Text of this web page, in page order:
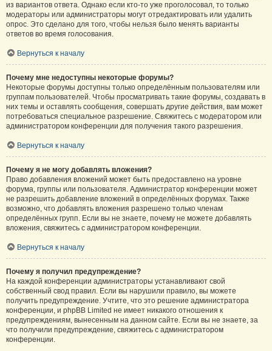
из вариантов ответа. Однако если кто-то уже проголосовал, то только
модераторы или администраторы могут отредактировать или удалить
опрос. Это сделано для того, чтобы нельзя было менять варианты
ответов во время голосования.
Вернуться к началу
Почему мне недоступны некоторые форумы?
Некоторые форумы доступны только определённым пользователям или
группам пользователей. Чтобы просматривать такие форумы, создавать в
них темы и оставлять сообщения, совершать другие действия, вам может
потребоваться специальное разрешение. Свяжитесь с модератором или
администратором конференции для получения такого разрешения.
Вернуться к началу
Почему я не могу добавлять вложения?
Право добавления вложений может быть предоставлено на уровне
форума, группы или пользователя. Администратор конференции может
не разрешить добавление вложений в определённых форумах. Также
возможно, что добавлять вложения разрешено только членам
определённых групп. Если вы не знаете, почему не можете добавлять
вложения, свяжитесь с администратором конференции.
Вернуться к началу
Почему я получил предупреждение?
На каждой конференции администраторы устанавливают свой
собственный свод правил. Если вы нарушили правило, вы можете
получить предупреждение. Учтите, что это решение администратора
конференции, и phpBB Limited не имеет никакого отношения к
предупреждениям, вынесенным на данном сайте. Если вы не знаете, за
что получили предупреждение, свяжитесь с администратором
конференции.